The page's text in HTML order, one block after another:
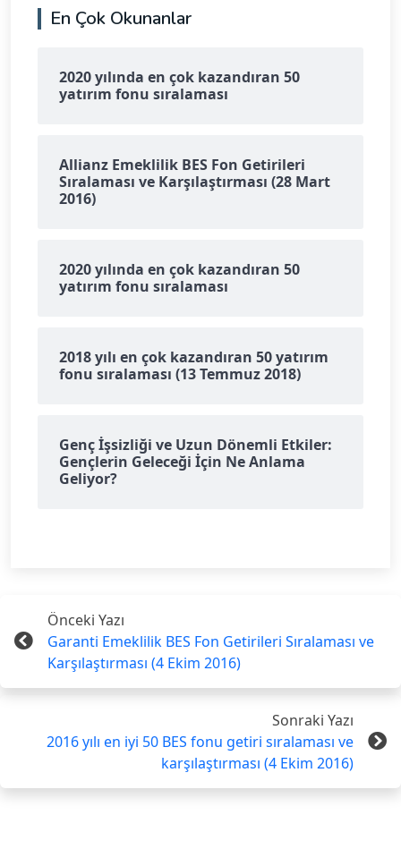
En Çok Okunanlar
2020 yılında en çok kazandıran 50
yatırım fonu sıralaması
Allianz Emeklilik BES Fon Getirileri
Sıralaması ve Karşılaştırması (28 Mart
2016)
2020 yılında en çok kazandıran 50
yatırım fonu sıralaması
2018 yılı en çok kazandıran 50 yatırım
fonu sıralaması (13 Temmuz 2018)
Genç İşsizliği ve Uzun Dönemli Etkiler:
Gençlerin Geleceği İçin Ne Anlama
Geliyor?
Önceki Yazı
Garanti Emeklilik BES Fon Getirileri Sıralaması ve
Karşılaştırması (4 Ekim 2016)
Sonraki Yazı
2016 yılı en iyi 50 BES fonu getiri sıralaması ve
karşılaştırması (4 Ekim 2016)